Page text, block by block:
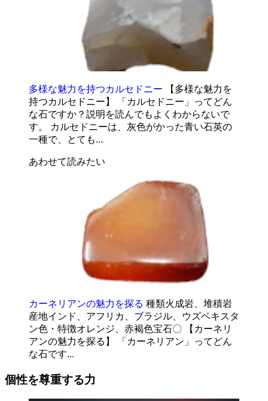
多様な魅力を持つカルセドニー
【多様な魅力を
持つカルセドニー】 「カルセドニー」ってどん
な石ですか？説明を読んでもよくわからないで
す。 カルセドニーは、灰色がかった青い石英の
一種で、とても...
あわせて読みたい
カーネリアンの魅力を探る 種類火成岩、堆積岩
産地インド、アフリカ、ブラジル、ウズベキスタ
ン色・特徴オレンジ、赤褐色宝石〇 【カーネリ
アンの魅力を探る】 「カーネリアン」ってどん
な石です...
個性を尊重する力